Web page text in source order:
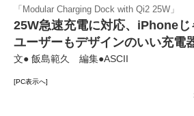
「Modular Charging Dock with Qi2 25W」
25W急速充電に対応、iPhone
ユーザーもデザインのいい充電
文● 飯島範久 編集●ASCII
[PC表示へ]